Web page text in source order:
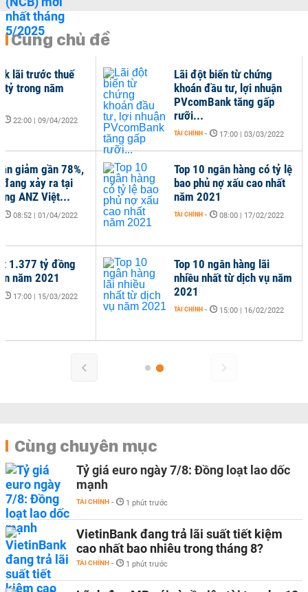
Cùng chủ đề
lãi trước thuế
tỷ trong năm
22:00 | 09/04/2022
giảm gần 78%,
xảy ra tại
ANZ Việt...
08:52 | 01/04/2022
1.377 tỷ đồng
năm 2021
17:00 | 15/03/2022
Lãi đột biến từ chứng
khoán đầu tư, lợi nhuận
PVcomBank tăng gấp
rưỡi...
TÀI CHÍNH - 17:00 | 03/03/2022
Top 10 ngân hàng có tỷ lệ
bao phủ nợ xấu cao nhất
năm 2021
TÀI CHÍNH - 08:00 | 17/02/2022
Top 10 ngân hàng lãi
nhiều nhất từ dịch vụ năm
2021
TÀI CHÍNH - 15:00 | 16/02/2022
Cùng chuyên mục
Tỷ giá euro ngày 7/8: Đồng loạt lao dốc
mạnh
TÀI CHÍNH - 1 phút trước
VietinBank đang trả lãi suất tiết kiệm
cao nhất bao nhiêu trong tháng 8?
TÀI CHÍNH - 1 phút trước